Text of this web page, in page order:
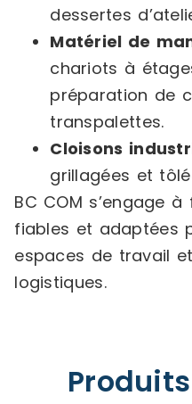
dessertes
Matériel de
chariots à
préparation de
transpalettes.
Cloisons
grillagées et
BC COM s’engage
fiables et adaptées
espaces de travail
logistiques.